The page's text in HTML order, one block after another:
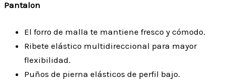
Pantalon
El forro de malla te mantiene fresco y cómodo.
Ribete elástico multidireccional para mayor
flexibilidad.
Puños de pierna elásticos de perfil bajo.